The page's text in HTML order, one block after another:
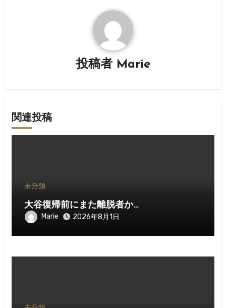
投稿者 Marie
関連投稿
未分類
大谷復帰前にまた離脱者か…
Marie 2026年8月1日